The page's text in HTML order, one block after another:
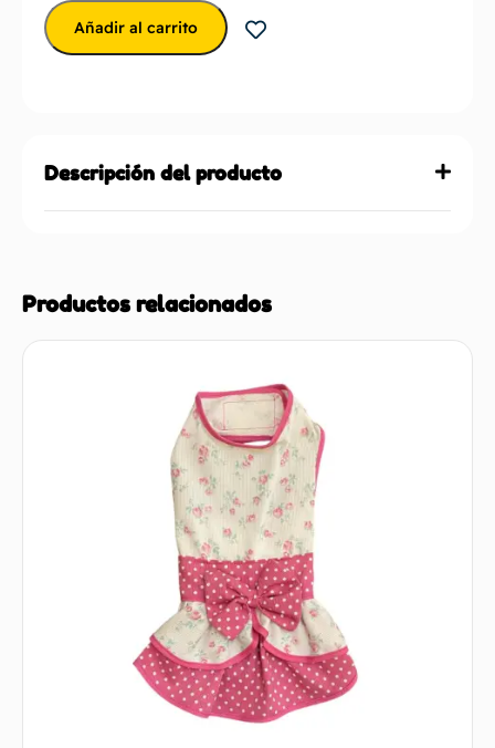
Añadir al carrito
Descripción del producto
Productos relacionados